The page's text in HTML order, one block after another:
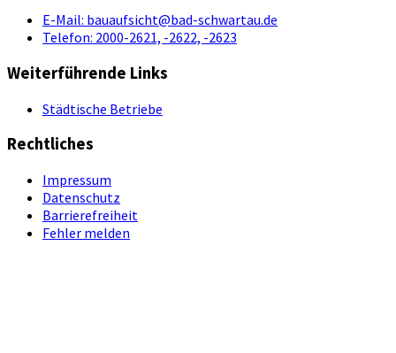
E-Mail: bauaufsicht@bad-schwartau.de
Telefon: 2000-2621, -2622, -2623
Weiterführende Links
Städtische Betriebe
Rechtliches
Impressum
Datenschutz
Barrierefreiheit
Fehler melden